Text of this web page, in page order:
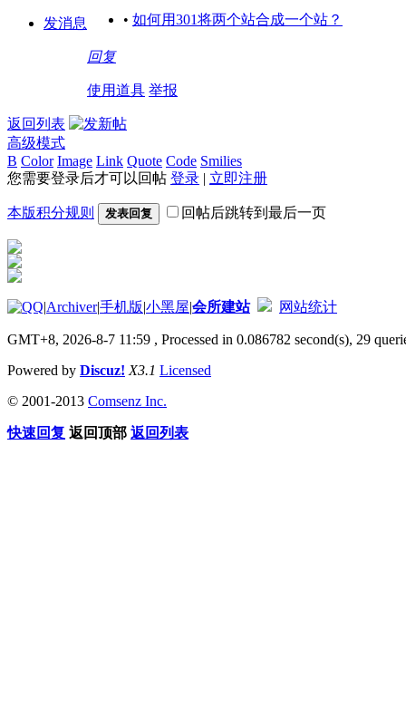
发消息 • 如何用301将两个站合成一个站？
回复
使用道具 举报
返回列表
高级模式
B Color Image Link Quote Code Smilies
您需要登录后才可以回帖 登录 | 立即注册
本版积分规则 发表回复 回帖后跳转到最后一页
|Archiver|手机版|小黑屋|会所建站 网站统计
GMT+8, 2026-8-7 11:59 , Processed in 0.086782 second(s), 29
Powered by Discuz! X3.1 Licensed
© 2001-2013 Comsenz Inc.
快速回复 返回顶部 返回列表